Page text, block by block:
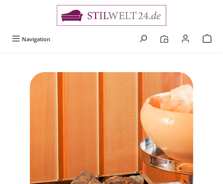
Navigation